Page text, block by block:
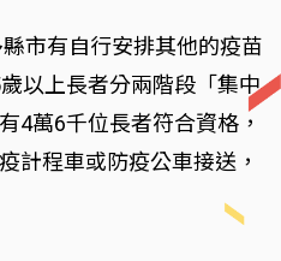
市有自行安排其他的疫苗
以上長者分兩階段「集中
4萬6千位長者符合資格，
計程車或防疫公車接送，